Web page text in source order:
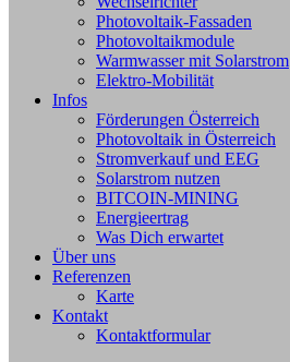
Photovoltaik-Fassaden
Photovoltaikmodule
Warmwasser mit Solarstrom
Elektro-Mobilität
Infos
Förderungen Österreich
Photovoltaik in Österreich
Stromverkauf und EEG
Solarstrom nutzen
BITCOIN-MINING
Energieertrag
Was Dich erwartet
Über uns
Referenzen
Karte
Kontakt
Kontaktformular